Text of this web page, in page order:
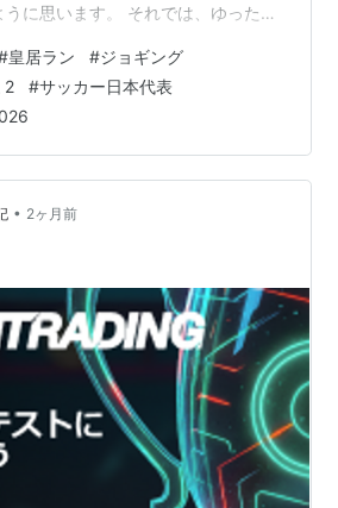
に思います。 それでは、ゆったり
仕事の付き合いから始まった関係で
ると話題も広がります。 普段は会
一緒に走るのは不思議な感覚でし
長く、走りながらきれいな夕焼けを
皇居の周りは高い建物が少ない場
じられる…
皇居ラン #ジョギング
2 #サッカー日本代表
• 2ヶ月前